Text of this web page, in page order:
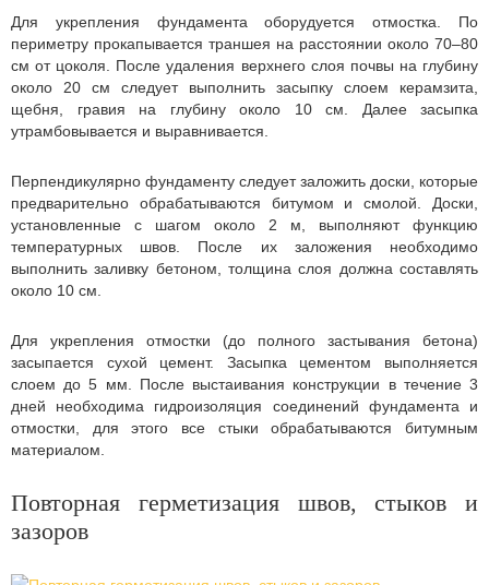
Для укрепления фундамента оборудуется отмостка. По
периметру прокапывается траншея на расстоянии около 70–80
см от цоколя. После удаления верхнего слоя почвы на глубину
около 20 см следует выполнить засыпку слоем керамзита,
щебня, гравия на глубину около 10 см. Далее засыпка
утрамбовывается и выравнивается.
Перпендикулярно фундаменту следует заложить доски, которые
предварительно обрабатываются битумом и смолой. Доски,
установленные с шагом около 2 м, выполняют функцию
температурных швов. После их заложения необходимо
выполнить заливку бетоном, толщина слоя должна составлять
около 10 см.
Для укрепления отмостки (до полного застывания бетона)
засыпается сухой цемент. Засыпка цементом выполняется
слоем до 5 мм. После выстаивания конструкции в течение 3
дней необходима гидроизоляция соединений фундамента и
отмостки, для этого все стыки обрабатываются битумным
материалом.
Повторная герметизация швов, стыков и
зазоров